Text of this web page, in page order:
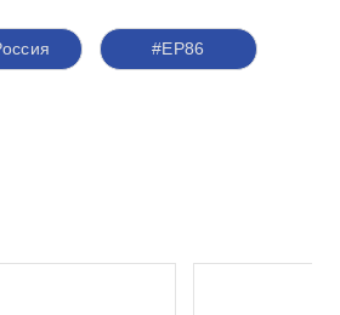
#ЕР86